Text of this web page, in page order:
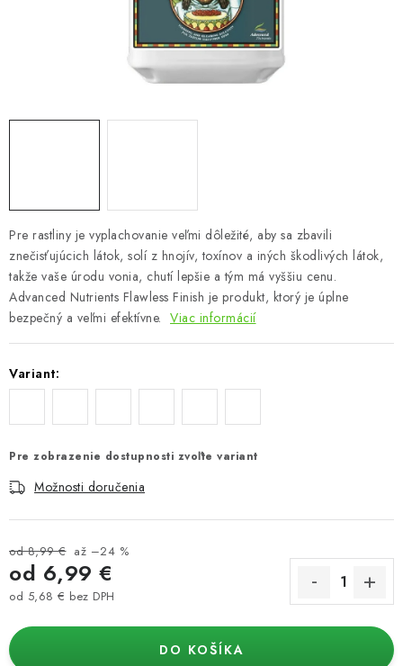
Podmienky o ochrane osobných údajov
Pre rastliny je vyplachovanie veľmi dôležité, aby sa zbavili
znečisťujúcich látok, solí z hnojív, toxínov a iných škodlivých látok,
takže vaše úrodu vonia, chutí lepšie a tým má vyššiu cenu.
Advanced Nutrients Flawless Finish je produkt, ktorý je úplne
bezpečný a veľmi efektívne. Viac informácií
Variant:
Pre zobrazenie dostupnosti zvoľte variant
Možnosti doručenia
od 8,99 € až –24 %
od 6,99 €
od 5,68 € bez DPH
DO KOŠÍKA